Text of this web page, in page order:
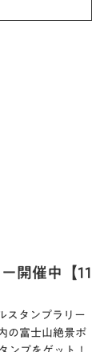
開催中【11
スタンプラリー
の富士山絶景ポ